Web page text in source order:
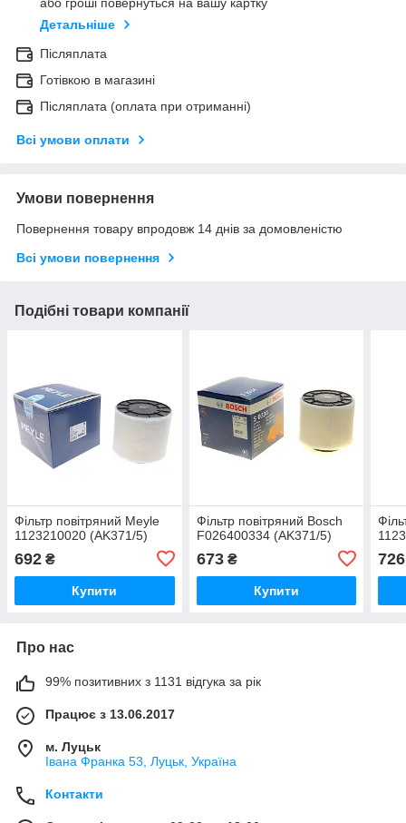
або гроші повернуться на вашу картку
Детальніше
Післяплата
Готівкою в магазині
Післяплата (оплата при отриманні)
Всі умови оплати
Умови повернення
Повернення товару впродовж 14 днів за домовленістю
Всі умови повернення
Подібні товари компанії
Фільтр повітряний Meyle
1123210020 (AK371/5)
692 ₴
Купити
Фільтр повітряний Bosch
F026400334 (AK371/5)
673₴
Купити
726
Про нас
99% позитивних з 1131 відгука за рік
Працює з 13.06.2017
м. Луцьк
Івана Франка 53, Луцьк, Україна
Контакти